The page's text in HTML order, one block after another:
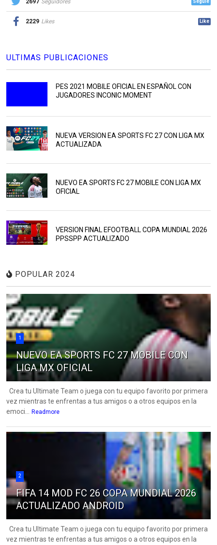
2697 Seguidores Seguie
2229 Likes Like
ULTIMAS PUBLICACIONES
PES 2021 MOBILE OFICIAL EN ESPAÑOL CON
JUGADORES INCONIC MOMENT
NUEVA VERSION EA SPORTS FC 27 CON LIGA MX
ACTUALIZADA
NUEVO EA SPORTS FC 27 MOBILE CON LIGA MX
OFICIAL
VERSION FINAL EFOOTBALL COPA MUNDIAL 2026
PPSSPP ACTUALIZADO
POPULAR 2024
1
NUEVO EA SPORTS FC 27 MOBILE CON
LIGA MX OFICIAL
Crea tu Ultimate Team o juega con tu equipo favorito por primera
vez mientras te enfrentas a tus amigos o a otros equipos en la
emoci...
Readmore
2
FIFA 14 MOD FC 26 COPA MUNDIAL 2026
ACTUALIZADO ANDROID
Crea tu Ultimate Team o juega con tu equipo favorito por primera
vez mientras te enfrentas a tus amigos o a otros equipos en la